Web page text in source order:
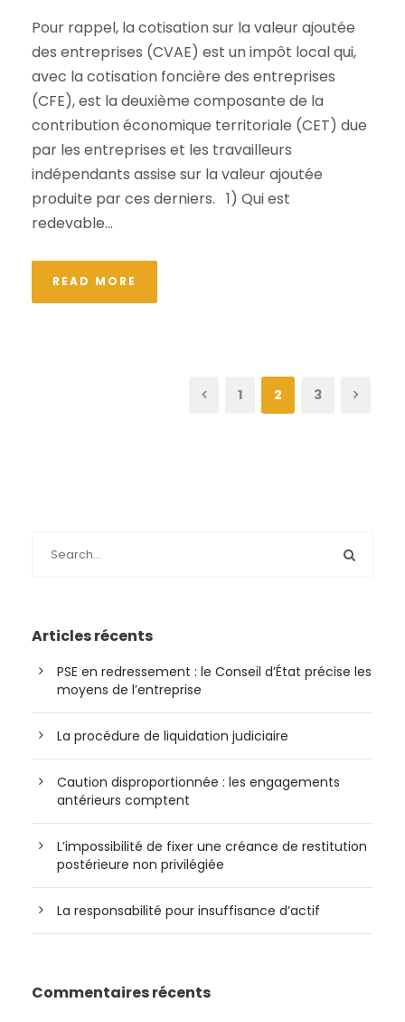
Pour rappel, la cotisation sur la valeur ajoutée
des entreprises (CVAE) est un impôt local qui,
avec la cotisation foncière des entreprises
(CFE), est la deuxième composante de la
contribution économique territoriale (CET) due
par les entreprises et les travailleurs
indépendants assise sur la valeur ajoutée
produite par ces derniers. 1) Qui est
redevable...
READ MORE
1 2 3
Articles récents
PSE en redressement : le Conseil d’État précise les
moyens de l’entreprise
La procédure de liquidation judiciaire
Caution disproportionnée : les engagements
antérieurs comptent
L’impossibilité de fixer une créance de restitution
postérieure non privilégiée
La responsabilité pour insuffisance d’actif
Commentaires récents